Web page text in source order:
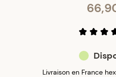
Livraison en France